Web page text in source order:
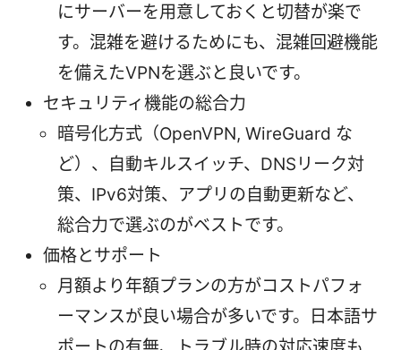
にサーバーを用意しておくと切替が楽で
す。混雑を避けるためにも、混雑回避機能
を備えたVPNを選ぶと良いです。
セキュリティ機能の総合力
暗号化方式（OpenVPN, WireGuard な
ど）、自動キルスイッチ、DNSリーク対
策、IPv6対策、アプリの自動更新など、
総合力で選ぶのがベストです。
価格とサポート
月額より年額プランの方がコストパフォ
ーマンスが良い場合が多いです。日本語サ